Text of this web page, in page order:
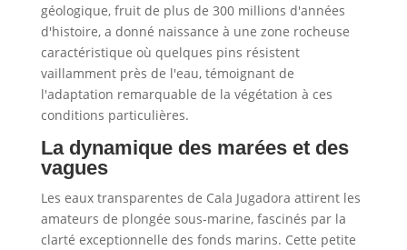
géologique, fruit de plus de 300 millions d'années
d'histoire, a donné naissance à une zone rocheuse
caractéristique où quelques pins résistent
vaillamment près de l'eau, témoignant de
l'adaptation remarquable de la végétation à ces
conditions particulières.
La dynamique des marées et des
vagues
Les eaux transparentes de Cala Jugadora attirent les
amateurs de plongée sous-marine, fascinés par la
clarté exceptionnelle des fonds marins. Cette petite